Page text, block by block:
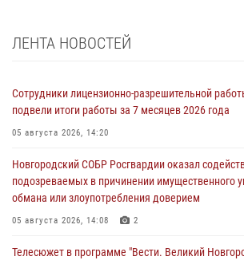
ЛЕНТА НОВОСТЕЙ
Сотрудники лицензионно-разрешительной
подвели итоги работы за 7 месяцев 2026 года
05 августа 2026, 14:20
Новгородский СОБР Росгвардии оказал
подозреваемых в причинении имущественного
обмана или злоупотребления доверием
05 августа 2026, 14:08 2
Телесюжет в программе "Вести. Великий